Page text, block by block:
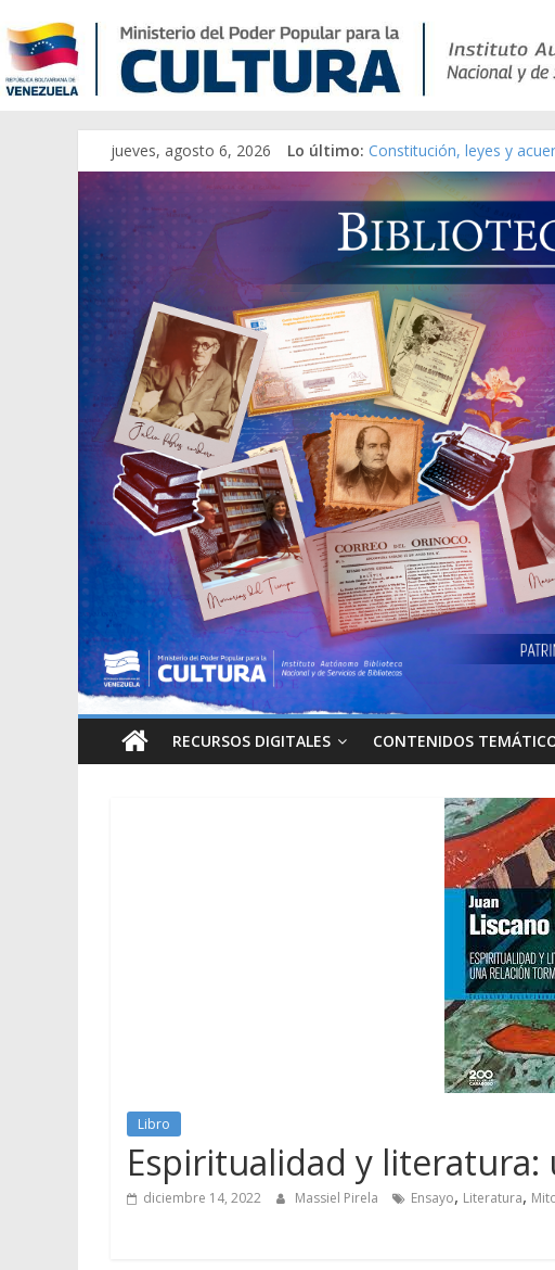
jueves, agosto 6, 2026 Lo último: Constitución, leyes y
Una Parálisis [material
Modesta Bor Sánchez
Gaceta Oficial de la
Catálogo temático de
RECURSOS DIGITALES CONTENIDOS
Libro
Espiritualidad y
diciembre 14, 2022 Massiel Pirela Ensayo, Literatura,